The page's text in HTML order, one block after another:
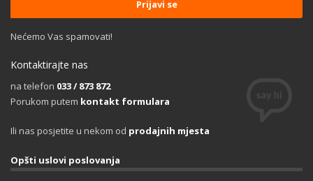
Nećemo Vas spamovati!
Kontaktirajte nas
na telefon 033 / 873 872
Porukom putem kontakt formulara
Ili nas posjetite u nekom od prodajnih mjesta
Opšti uslovi poslovanja